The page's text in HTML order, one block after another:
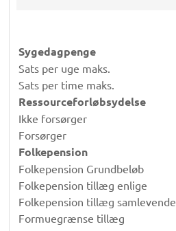
Sygedagpenge
Sats per uge maks.
Sats per time maks.
Ressourceforløbsydelse
Ikke forsørger
Forsørger
Folkepension
Folkepension Grundbeløb
Folkepension tillæg enlige
Folkepension tillæg samlevende
Formuegrænse tillæg